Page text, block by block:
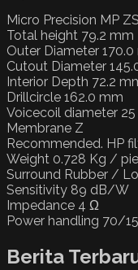
Micro Precision MP
Total height 79.2 mm
Outer Diameter 170.0
Cutout Diameter
Interior Depth 72.2
Drillcircle 162.0 mm
Voicecoil diameter
Membrane Z
Recommended. HP
Weight 0.728 Kg /
Surround Rubber /
Sensitivity 89 dB/W
Impedance 4 Ω
Power handling 70/
Berita